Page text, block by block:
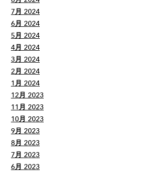
7月 2024
6月 2024
5月 2024
4月 2024
3月 2024
2月 2024
1月 2024
12月 2023
11月 2023
10月 2023
9月 2023
8月 2023
7月 2023
6月 2023